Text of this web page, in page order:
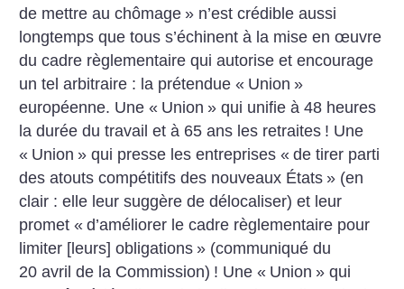
de mettre au chômage » n’est crédible aussi
longtemps que tous s’échinent à la mise en œuvre
du cadre règlementaire qui autorise et encourage
un tel arbitraire : la prétendue « Union »
européenne. Une « Union » qui unifie à 48 heures
la durée du travail et à 65 ans les retraites ! Une
« Union » qui presse les entreprises « de tirer parti
des atouts compétitifs des nouveaux États » (en
clair : elle leur suggère de délocaliser) et leur
promet « d’améliorer le cadre règlementaire pour
limiter [leurs] obligations » (communiqué du
20 avril de la Commission) ! Une « Union » qui